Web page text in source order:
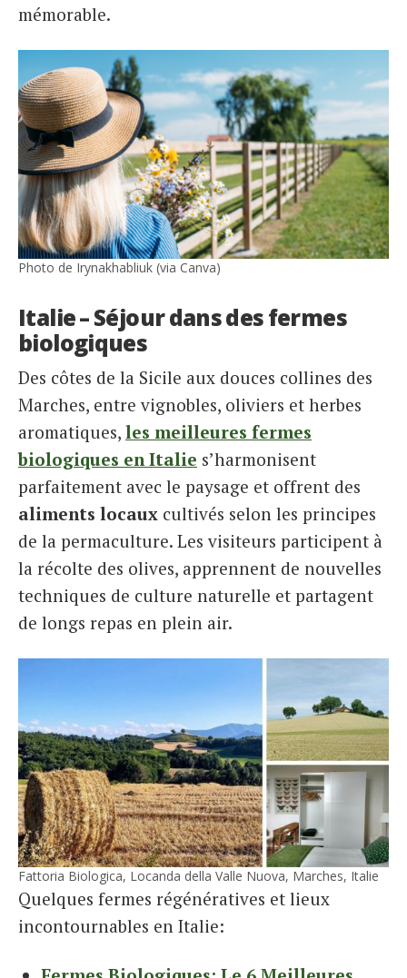
mémorable.
Photo de Irynakhabliuk (via Canva)
Italie – Séjour dans des fermes
biologiques
Des côtes de la Sicile aux douces collines des
Marches, entre vignobles, oliviers et herbes
aromatiques, les meilleures fermes
biologiques en Italie s’harmonisent
parfaitement avec le paysage et offrent des
aliments locaux cultivés selon les principes
de la permaculture. Les visiteurs participent à
la récolte des olives, apprennent de nouvelles
techniques de culture naturelle et partagent
de longs repas en plein air.
Fattoria Biologica, Locanda della Valle Nuova, Marches, Italie
Quelques fermes régénératives et lieux
incontournables en Italie: